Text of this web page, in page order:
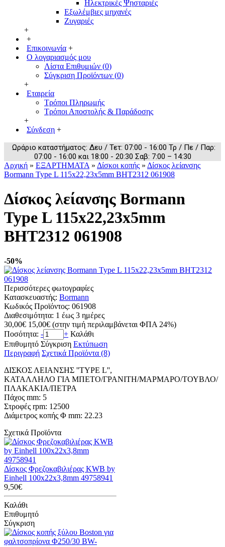
Ηλεκτρικές Ψησταριές
Εξωλέμβιες μηχανές
Ζυγαριές
+
+
Επικοινωνία +
Ο λογαριασμός μου
Λίστα Επιθυμιών (0)
Σύγκριση Προϊόντων (0)
+
Εταιρεία
Τρόποι Πληρωμής
Τρόποι Αποστολής & Παράδοσης
+
Σύνδεση +
Ωράριο καταστήματος: Δευ / Τετ: 07:00 - 16:00 Τρ / Πε / Παρ:
07:00 - 16:00 και 18:00 - 20:30 Σαβ: 7:00 – 14:30
Αρχική » ΕΞΑΡΤΗΜΑΤΑ » Δίσκοι κοπής » Δίσκος λείανσης
Bormann Type L 115x22,23x5mm BHT2312 061908
Δίσκος λείανσης Bormann
Type L 115x22,23x5mm
BHT2312 061908
-50%
Περισσότερες φωτογραφίες
Κατασκευαστής: Bormann
Κωδικός Προϊόντος: 061908
Διαθεσιμότητα: 1 έως 3 ημέρες
30,00€ 15,00€ (στην τιμή περιλαμβάνεται ΦΠΑ 24%)
Ποσότητα: - + Καλάθι
Επιθυμητό Σύγκριση Εκτύπωση
Περιγραφή Σχετικά Προϊόντα (8)
ΔΙΣΚΟΣ ΛΕΙΑΝΣΗΣ ''TYPE L'',
ΚΑΤΑΛΛΗΛΟ ΓΙΑ ΜΠΕΤΟ/ΓΡΑΝΙΤΗ/ΜΑΡΜΑΡΟ/ΤΟΥΒΛΟ/
ΠΛΑΚΑΚΙΑ/ΠΕΤΡΑ
Πάχος mm: 5
Στροφές rpm: 12500
Διάμετρος κοπής Φ mm: 22.23
Σχετικά Προϊόντα
Δίσκος Φρεζοκαβιλιέρας KWB by
Einhell 100x22x3,8mm 49758941
9,50€
Καλάθι
Επιθυμητό
Σύγκριση